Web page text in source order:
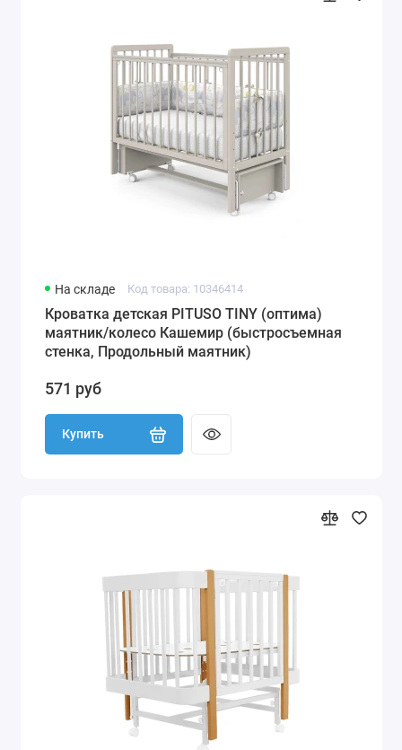
На складе Код товара: 10346414
Кроватка детская PITUSO TINY (оптима)
маятник/колесо Кашемир (быстросъемная
стенка, Продольный маятник)
571 руб
Купить